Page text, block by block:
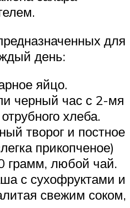
для
день:
яйцо.
черный час с 2-мя
хлеба.
творог и постное
прикопченое)
грамм, любой чай.
с сухофруктами и
свежим соком,